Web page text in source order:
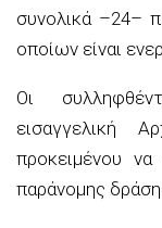
συνολικά –24–
οποίων είναι
Οι
εισαγγελική
προκειμένου
παράνομης